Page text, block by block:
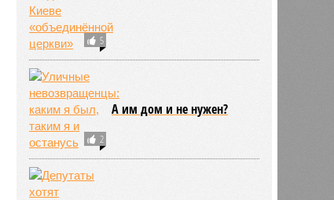
5
2
А им дом и не нужен?